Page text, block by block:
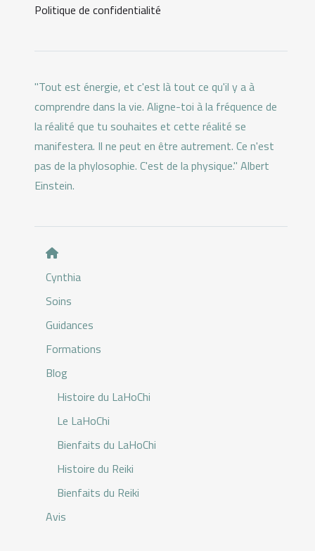
Politique de confidentialité
"Tout est énergie, et c'est là tout ce qu'il y a à
comprendre dans la vie. Aligne-toi à la fréquence de
la réalité que tu souhaites et cette réalité se
manifestera. Il ne peut en être autrement. Ce n'est
pas de la phylosophie. C'est de la physique." Albert
Einstein.
Cynthia
Soins
Guidances
Formations
Blog
Histoire du LaHoChi
Le LaHoChi
Bienfaits du LaHoChi
Histoire du Reiki
Bienfaits du Reiki
Avis